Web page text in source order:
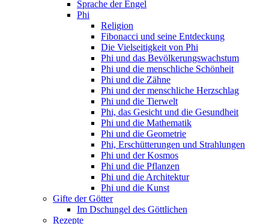
Sprache der Engel
Phi
Religion
Fibonacci und seine Entdeckung
Die Vielseitigkeit von Phi
Phi und das Bevölkerungswachstum
Phi und die menschliche Schönheit
Phi und die Zähne
Phi und der menschliche Herzschlag
Phi und die Tierwelt
Phi, das Gesicht und die Gesundheit
Phi und die Mathematik
Phi und die Geometrie
Phi, Erschütterungen und Strahlungen
Phi und der Kosmos
Phi und die Pflanzen
Phi und die Architektur
Phi und die Kunst
Gifte der Götter
Im Dschungel des Göttlichen
Rezepte